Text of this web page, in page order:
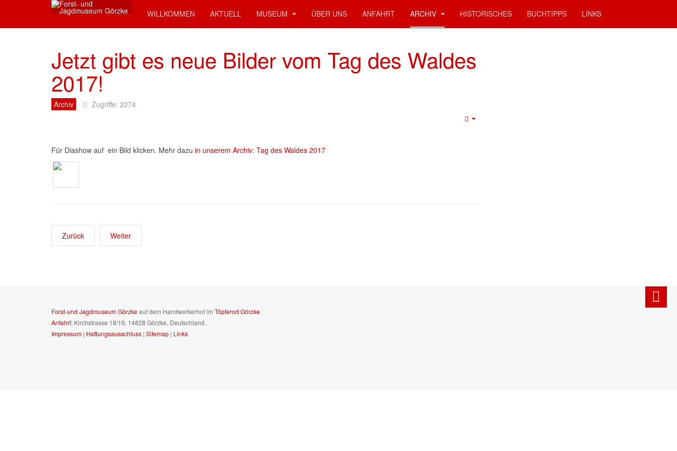
WILLKOMMEN AKTUELL MUSEUM ÜBER UNS ANFAHRT ARCHIV HISTORISCHES BUCHTIPPS LINKS
Jetzt gibt es neue Bilder vom Tag des Waldes
2017!
Archiv Zugriffe: 2274
Für Diashow auf ein Bild klicken. Mehr dazu in unserem Archiv: Tag des Waldes 2017
Zurück Weiter
Forst-und Jagdmuseum Görzkeauf dem Handwerkerhof im Töpferort Görzke
Anfahrt: Kirchstrasse 18/19, 14828 Görzke, Deutschland .
Impressum | Haftungsausschluss | Sitemap | Links